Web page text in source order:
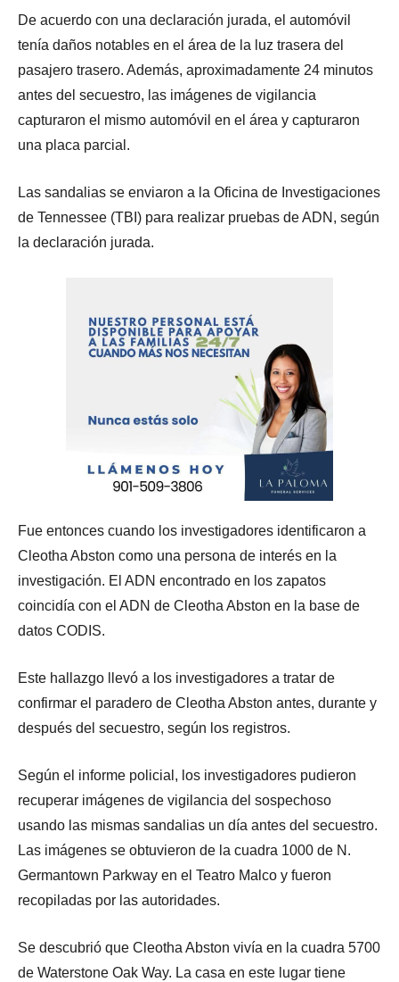
De acuerdo con una declaración jurada, el automóvil
tenía daños notables en el área de la luz trasera del
pasajero trasero. Además, aproximadamente 24 minutos
antes del secuestro, las imágenes de vigilancia
capturaron el mismo automóvil en el área y capturaron
una placa parcial.
Las sandalias se enviaron a la Oficina de Investigaciones
de Tennessee (TBI) para realizar pruebas de ADN, según
la declaración jurada.
Fue entonces cuando los investigadores identificaron a
Cleotha Abston como una persona de interés en la
investigación. El ADN encontrado en los zapatos
coincidía con el ADN de Cleotha Abston en la base de
datos CODIS.
Este hallazgo llevó a los investigadores a tratar de
confirmar el paradero de Cleotha Abston antes, durante y
después del secuestro, según los registros.
Según el informe policial, los investigadores pudieron
recuperar imágenes de vigilancia del sospechoso
usando las mismas sandalias un día antes del secuestro.
Las imágenes se obtuvieron de la cuadra 1000 de N.
Germantown Parkway en el Teatro Malco y fueron
recopiladas por las autoridades.
Se descubrió que Cleotha Abston vivía en la cuadra 5700
de Waterstone Oak Way. La casa en este lugar tiene